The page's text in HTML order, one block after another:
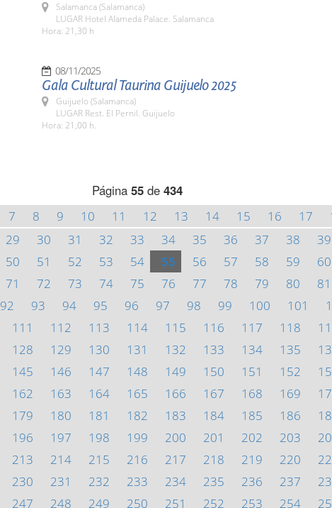
Salamanca (Salamanca)
LUGAR Hotel Alameda Palace. Salamanca
Hora: 21,30 h
08/11/2025
Gala Cultural Taurina Guijuelo 2025
Guijuelo (Salamanca)
LUGAR Rest. El Pernil. Guijuelo
Hora: 21,00 h.
Página 55 de 434
7 8 9 10 11 12 13 14 15 16 17
29 30 31 32 33 34 35 36 37 38 39
50 51 52 53 54 55 56 57 58 59 60
71 72 73 74 75 76 77 78 79 80 81
92 93 94 95 96 97 98 99 100 101
111 112 113 114 115 116 117 118
128 129 130 131 132 133 134 135
145 146 147 148 149 150 151 152
162 163 164 165 166 167 168 169
179 180 181 182 183 184 185 186
196 197 198 199 200 201 202 203
213 214 215 216 217 218 219 220
230 231 232 233 234 235 236 237
247 248 249 250 251 252 253 254